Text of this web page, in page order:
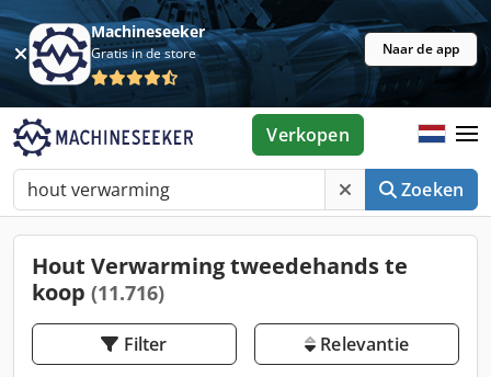
Machineseeker
Gratis in de store Naar de app
Zoeken
Verkopen
Hout Verwarming tweedehands te
koop (11.716)
Filter Relevantie